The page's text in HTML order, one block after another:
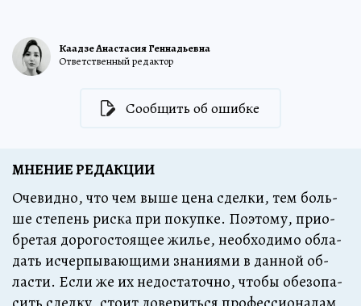
Каадзе Анастасия Геннадьевна
Ответственный редактор
Сообщить об ошибке
МНЕНИЕ РЕДАКЦИИ
Оче­вид­но, что чем вы­ше це­на сдел­ки, тем боль­
ше сте­пень рис­ка при по­куп­ке. По­это­му, при­о­
бре­тая до­ро­гос­то­я­щее жилье, не­об­хо­ди­мо об­ла­
дать ис­чер­пы­ва­ю­щи­ми зна­ни­я­ми в дан­ной об­
лас­ти. Если же их не­до­ста­точ­но, что­бы обез­опа­